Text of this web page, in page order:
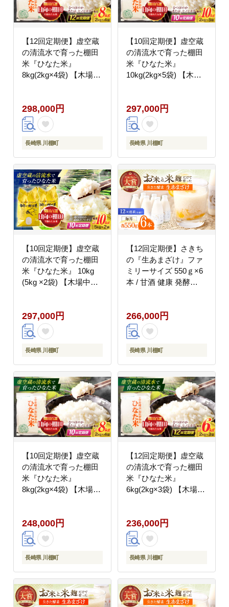
【12回定期便】虚空蔵
の清流水で育った棚田
米『ひなた米』
8kg(2kg×4袋) 【木場中
298,000円
長崎県 川棚町
【10回定期便】虚空蔵
の清流水で育った棚田
米『ひなた米』
10kg(2kg×5袋) 【木場
297,000円
長崎県 川棚町
【10回定期便】虚空蔵
の清流水で育った棚田
米『ひなた米』 10kg
(5kg ×2袋) 【木場中山
297,000円
長崎県 川棚町
【12回定期便】さきち
の『生あまざけ』ファ
ミリーサイズ 550ｇ×6
本 / 甘酒 健康 発酵
266,000円
長崎県 川棚町
【10回定期便】虚空蔵
の清流水で育った棚田
米『ひなた米』
8kg(2kg×4袋) 【木場中
248,000円
長崎県 川棚町
【12回定期便】虚空蔵
の清流水で育った棚田
米『ひなた米』
6kg(2kg×3袋) 【木場中
236,000円
長崎県 川棚町